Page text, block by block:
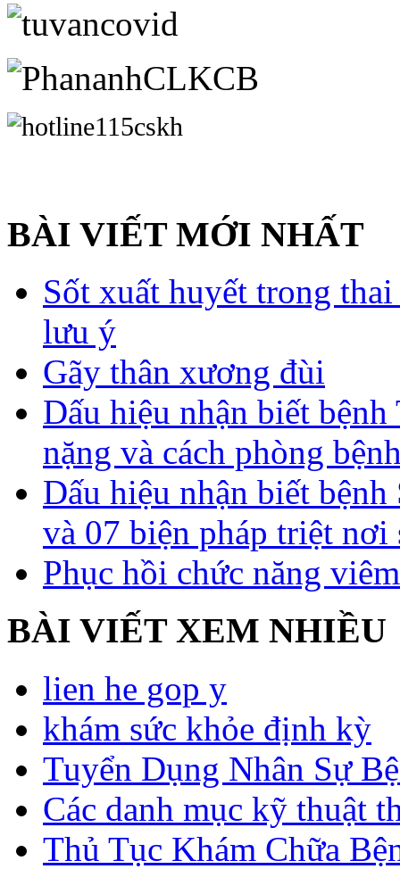
BÀI VIẾT MỚI NHẤT
Sốt xuất huyết trong
lưu ý
Gãy thân xương đùi
Dấu hiệu nhận biết
nặng và cách phòng
Dấu hiệu nhận biết
và 07 biện pháp triệt nơi
Phục hồi chức năng
BÀI VIẾT XEM NHIỀU
lien he gop y
khám sức khỏe định kỳ
Tuyển Dụng Nhân Sự
Các danh mục kỹ thuật
Thủ Tục Khám Chữa